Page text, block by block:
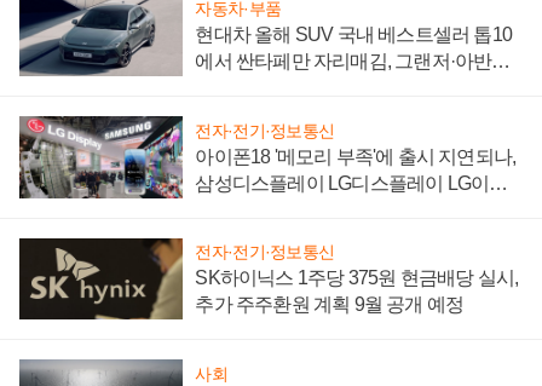
자동차·부품
현대차 올해 SUV 국내 베스트셀러 톱10
에서 싼타페만 자리매김, 그랜저·아반떼
전자·전기·정보통신
아이폰18 '메모리 부족'에 출시 지연되나,
삼성디스플레이 LG디스플레이 LG이노
전자·전기·정보통신
SK하이닉스 1주당 375원 현금배당 실시,
추가 주주환원 계획 9월 공개 예정
사회